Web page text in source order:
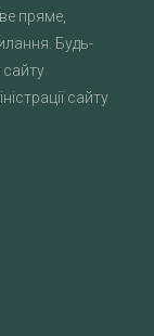
пряме,
Будь-
сайту
сайту